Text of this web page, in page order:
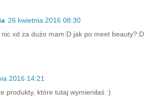
26 kwietnia 2016 08:30
xd za dużo mam:D jak po meet beauty?:D
2016 14:21
produkty, które tutaj wymieniłaś :)